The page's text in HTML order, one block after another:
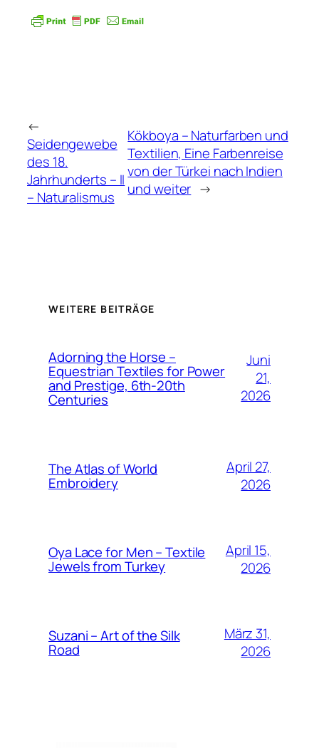
←
Seidengewebe
des 18.
Jahrhunderts – II
– Naturalismus
Kökboya – Naturfarben und
Textilien, Eine Farbenreise
von der Türkei nach Indien
und weiter →
WEITERE BEITRÄGE
Adorning the Horse –
Equestrian Textiles for Power
and Prestige, 6th-20th
Centuries
Juni
21,
2026
The Atlas of World
Embroidery
April 27,
2026
Oya Lace for Men – Textile
Jewels from Turkey
April 15,
2026
Suzani – Art of the Silk
Road
März 31,
2026